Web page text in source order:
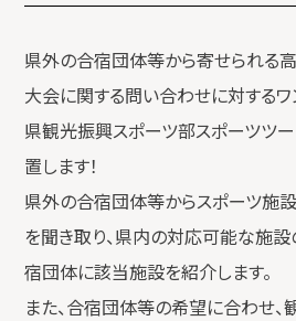
県外の合宿団体等から寄せられる
大会に関する問い合わせに対するワ
県観光振興スポーツ部スポーツツ
置します！
県外の合宿団体等からスポーツ施
を聞き取り、県内の対応可能な施
宿団体に該当施設を紹介します。
また、合宿団体等の希望に合わせ、